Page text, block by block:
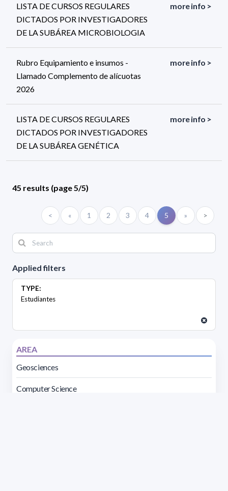
Applied filters
TYPE:
Estudiantes
AREA
Geosciences
Computer Science
LISTA DE CURSOS REGULARES
DICTADOS POR INVESTIGADORES
DE LA SUBÁREA MICROBIOLOGIA
more info >
Rubro Equipamiento e insumos -
Llamado Complemento de alícuotas
2026
more info >
LISTA DE CURSOS REGULARES
DICTADOS POR INVESTIGADORES
DE LA SUBÁREA GENÉTICA
more info >
45 results (page 5/5)
< « 1 2 3 4 5 » >